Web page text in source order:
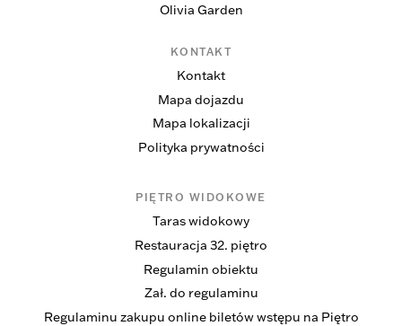
Olivia Garden
KONTAKT
Kontakt
Mapa dojazdu
Mapa lokalizacji
Polityka prywatności
PIĘTRO WIDOKOWE
Taras widokowy
Restauracja 32. piętro
Regulamin obiektu
Zał. do regulaminu
Regulaminu zakupu online biletów wstępu na Piętro